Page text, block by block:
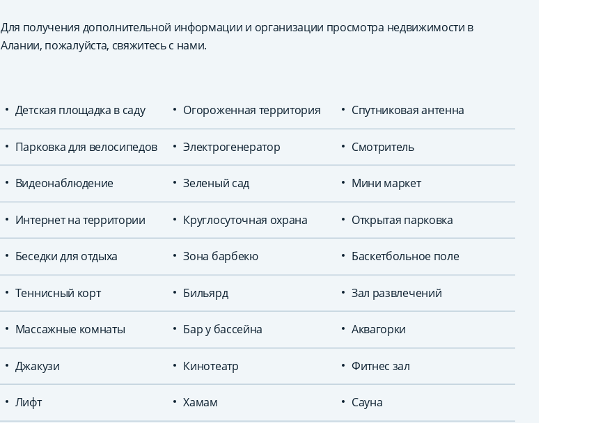
Для получения дополнительной информации и организации просмотра недвижимости в
Алании, пожалуйста, свяжитесь с нами.
Детская площадка в саду Огороженная территория Спутниковая антенна
Парковка для велосипедов Электрогенератор Смотритель
Видеонаблюдение Зеленый сад Мини маркет
Интернет на территории Круглосуточная охрана Открытая парковка
Беседки для отдыха Зона барбекю Баскетбольное поле
Теннисный корт Бильярд Зал развлечений
Массажные комнаты Бар у бассейна Аквагорки
Джакузи Кинотеатр Фитнес зал
Лифт Хамам Сауна